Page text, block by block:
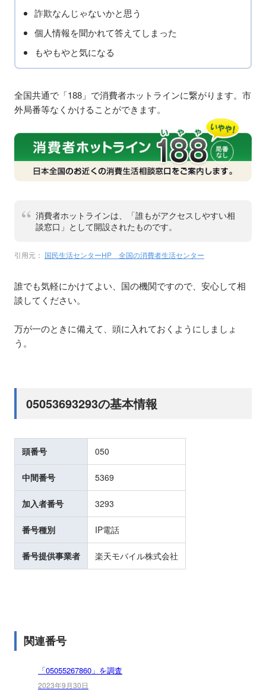
詐欺なんじゃないかと思う
個人情報を聞かれて答えてしまった
もやもやと気になる
全国共通で「188」で消費者ホットラインに繋がります。市
外局番等なくかけることができます。
消費者ホットラインは、「誰もがアクセスしやすい相
談窓口」として開設されたものです。
引用元： 国民生活センターHP 全国の消費者生活センター
誰でも気軽にかけてよい、国の機関ですので、安心して相
談してください。
万が一のときに備えて、頭に入れておくようにしましょ
う。
05053693293の基本情報
頭番号 050
中間番号 5369
加入者番号 3293
番号種別 IP電話
番号提供事業者 楽天モバイル株式会社
関連番号
「05055267860」を調査
2023年9月30日